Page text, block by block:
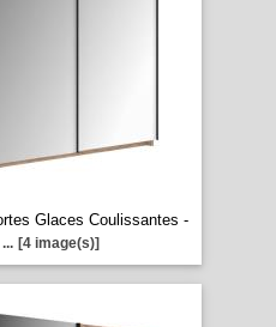
Glaces Coulissantes -
... [4 image(s)]